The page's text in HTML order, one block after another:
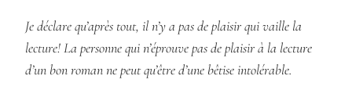
Je déclare qu’après tout, il n’y a pas de plaisir qui vaille la
lecture! La personne qui n’éprouve pas de plaisir à la lecture
d’un bon roman ne peut qu’être d’une bêtise intolérable.